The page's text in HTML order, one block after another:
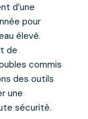
d’une
pour
élevé.
de
commis
des outils
une
sécurité.